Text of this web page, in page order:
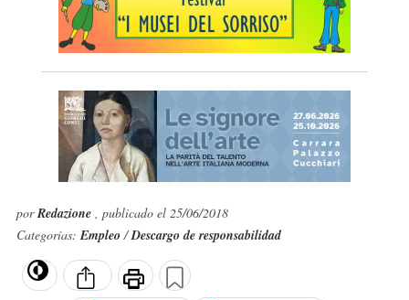
porRedazione , publicado el 25/06/2018
Categorías:Empleo/Descargo de responsabilidad